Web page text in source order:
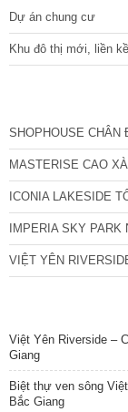
Dự án chung cư
Khu đô thị mới, liền
SHOPHOUSE CHÂN
MASTERISE CAO
ICONIA LAKESIDE
IMPERIA SKY PARK
VIỆT YÊN
Việt Yên Riverside –
Giang
Biệt thự ven sông
Bắc Giang